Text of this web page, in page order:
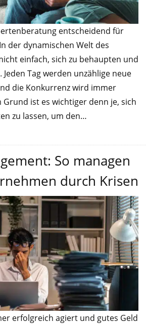
entscheidend für
der dynamischen Welt des
einfach, sich zu behaupten und
Tag werden unzählige neue
die Konkurrenz wird immer
Grund ist es wichtiger denn je, sich
zu lassen, um den…
So managen
durch Krisen
erfolgreich agiert und gutes Geld